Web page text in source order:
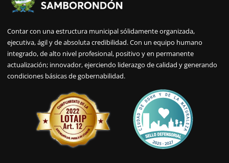
Contar con una estructura municipal sólidamente organizada,
ejecutiva, ágil y de absoluta credibilidad. Con un equipo humano
integrado, de alto nivel profesional, positivo y en permanente
actualización; innovador, ejerciendo liderazgo de calidad y generando
condiciones básicas de gobernabilidad.